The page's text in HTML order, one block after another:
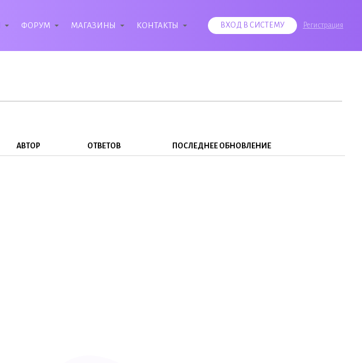
ФОРУМ МАГАЗИНЫ КОНТАКТЫ ВХОД В СИСТЕМУ Регистрация
АВТОР ОТВЕТОВ ПОСЛЕДНЕЕ ОБНОВЛЕНИЕ